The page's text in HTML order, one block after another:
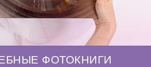
ФОТОКНИГИ